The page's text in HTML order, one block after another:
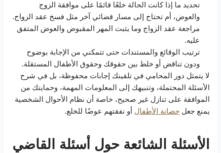
تحديد ما إذا كانت الحالة خلعًا قائمًا على موافقة الزوج
والعوض، أم تحتاج إلى مسار قضائي آخر مثل فسخ عقد الزواج.
مراجعة عقد الزواج وما يثبت المهر المقبوض والعوض المتفق
عليه.
ترتيب الوقائع والمستندات حتى تتمكني من الإجابة بوضوح
ودون تناقض أو خلط بين حقوقك وحقوق الأطفال المستقلة.
لا يتمثل دور المحامي في تلقينك إجابات محفوظة، بل في شرح
الأسئلة المحتملة، وتنبيهك إلى المعلومات المهمة، وحمايتك من
الموافقة على تنازل غير صحيح، خاصة أن نظام الأحوال الشخصية
يمنع جعل حضانة الأطفال أو نفقتهم عوضًا للخلع.
الأسئلة الشائعة حول أسئلة القاضي